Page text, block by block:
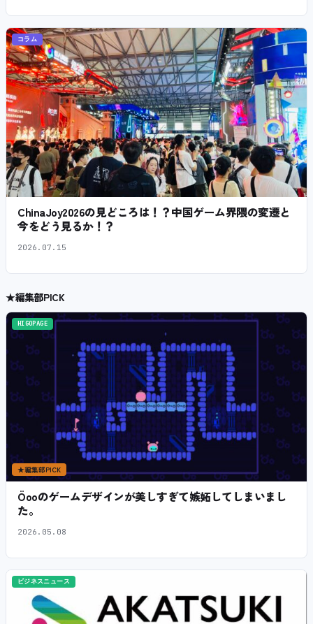
コラム
ChinaJoy2026の見どころは！？中国ゲーム界隈の変遷と
今をどう見るか！？
2026.07.15
★編集部PICK
HIGOPAGE
★編集部PICK
Öooのゲームデザインが美しすぎて嫉妬してしまいまし
た。
2026.05.08
ビジネスニュース